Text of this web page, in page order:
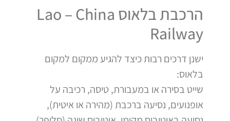
הרכבת בלאוס Lao – China
Railway
ישנן דרכים רבות כיצד להגיע ממקום למקום
בלאוס:
שייט בסירה או במעבורת, טיסה, רכיבה על
אופנועים, נסיעה ברכבת (מהירה או איטית),